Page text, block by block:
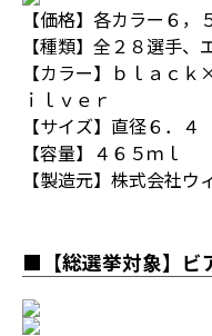
【価格】各カラー６，
【種類】全２８選手、
【カラー】ｂｌａｃ
ｉｌｖｅｒ
【サイズ】直径６．
【容量】４６５ｍｌ
【製造元】株式会社
■【総選挙対象】ビ